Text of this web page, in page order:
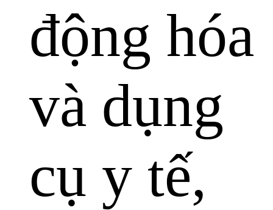
động hóa
và dụng
cụ y tế,